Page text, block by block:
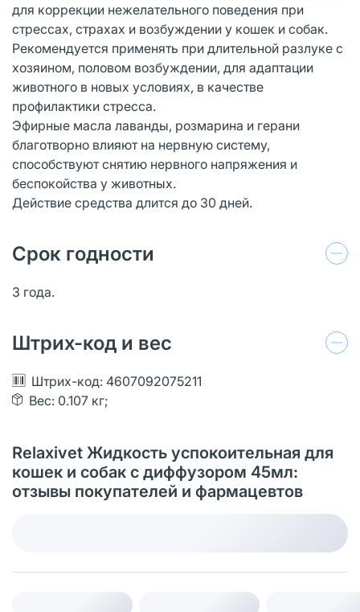
для коррекции нежелательного поведения при
стрессах, страхах и возбуждении у кошек и собак.
Рекомендуется применять при длительной разлуке с
хозяином, половом возбуждении, для адаптации
животного в новых условиях, в качестве
профилактики стресса.
Эфирные масла лаванды, розмарина и герани
благотворно влияют на нервную систему,
способствуют снятию нервного напряжения и
беспокойства у животных.
Действие средства длится до 30 дней.
Срок годности
3 года.
Штрих-код и вес
Штрих-код: 4607092075211
Вес: 0.107 кг;
Relaxivet Жидкость успокоительная для
кошек и собак с диффузором 45мл:
отзывы покупателей и фармацевтов